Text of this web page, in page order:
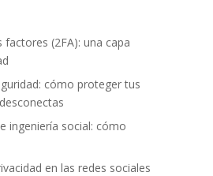
(2FA): una capa
cómo proteger tus
ingeniería social: cómo
en las redes sociales